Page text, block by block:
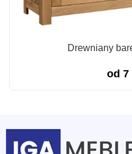
Drewniany
od 7